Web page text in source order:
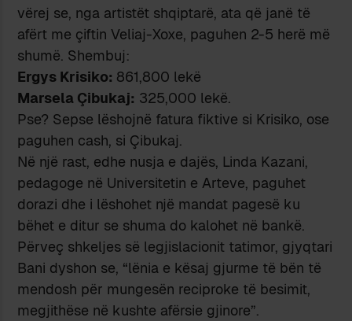
vërej se, nga artistët shqiptarë, ata që janë të
afërt me çiftin Veliaj-Xoxe, paguhen 2-5 herë më
shumë. Shembuj:
Ergys Krisiko: 861,800 lekë
Marsela Çibukaj: 325,000 lekë.
Pse? Sepse lëshojnë fatura fiktive si Krisiko, ose
paguhen cash, si Çibukaj.
Në një rast, edhe nusja e dajës, Linda Kazani,
pedagoge në Universitetin e Arteve, paguhet
dorazi dhe i lëshohet një mandat pagesë ku
bëhet e ditur se shuma do kalohet në bankë.
Përveç shkeljes së legjislacionit tatimor, gjyqtari
Bani dyshon se, “lënia e kësaj gjurme të bën të
mendosh për mungesën reciproke të besimit,
megjithëse në kushte afërsie gjinore”.